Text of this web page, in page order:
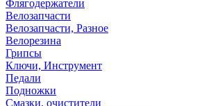
Флягодержатели
Велозапчасти
Велозапчасти, Разное
Велорезина
Грипсы
Ключи, Инструмент
Педали
Подножки
Смазки, очистители